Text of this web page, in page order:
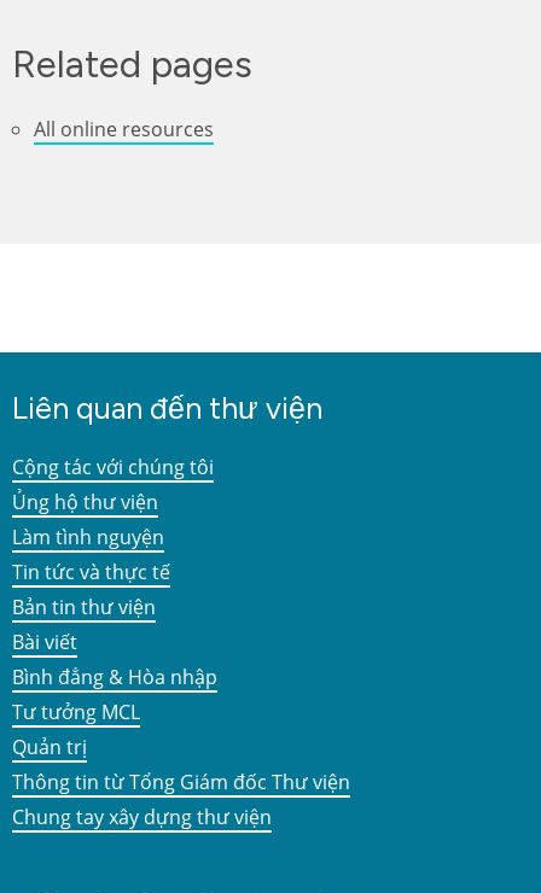
Related pages
All online resources
Liên quan đến thư viện
Cộng tác với chúng tôi
Ủng hộ thư viện
Làm tình nguyện
Tin tức và thực tế
Bản tin thư viện
Bài viết
Bình đẳng & Hòa nhập
Tư tưởng MCL
Quản trị
Thông tin từ Tổng Giám đốc Thư viện
Chung tay xây dựng thư viện